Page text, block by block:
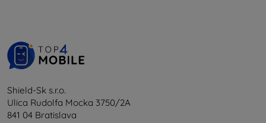
Shield-Sk s.r.o.
Ulica Rudolfa Mocka 3750/2A
841 04 Bratislava